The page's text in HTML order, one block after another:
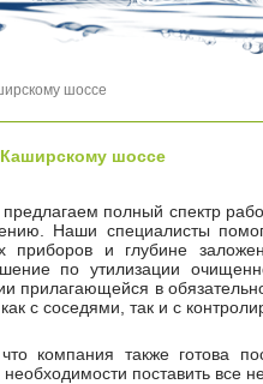
шоссе
шоссе
полный спектр
Наши специалисты
приборов и глубине
по утилизации
прилагающейся в
с соседями, так и с
компания также готова
поставить все